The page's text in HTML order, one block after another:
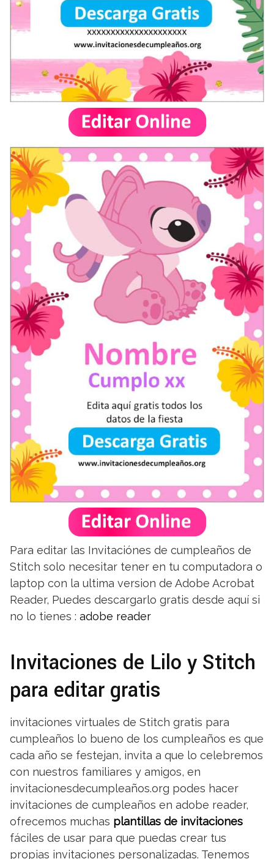
Para editar las Invitaciónes de cumpleaños de
Stitch solo necesitar tener en tu computadora o
laptop con la ultima version de Adobe Acrobat
Reader, Puedes descargarlo gratis desde aquí si
no lo tienes : adobe reader
Invitaciones de Lilo y Stitch
para editar gratis
invitaciones virtuales de Stitch gratis para
cumpleaños lo bueno de los cumpleaños es que
cada año se festejan, invita a que lo celebremos
con nuestros familiares y amigos, en
invitacionesdecumpleaños.org podes hacer
invitaciones de cumpleaños en adobe reader,
ofrecemos muchas plantillas de invitaciones
fáciles de usar para que puedas crear tus
propias invitaciones personalizadas. Tenemos